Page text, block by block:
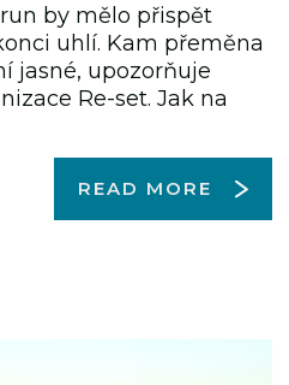
by mělo přispět
uhlí. Kam přeměna
jasné, upozorňuje
Re-set. Jak na
READ MORE